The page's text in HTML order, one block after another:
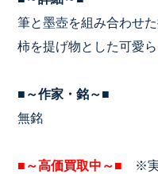
筆と墨壺を組み合わせた
柿を提げ物とした可愛ら
■～作家・銘～■
無銘
■～高価買取中～■ ※実